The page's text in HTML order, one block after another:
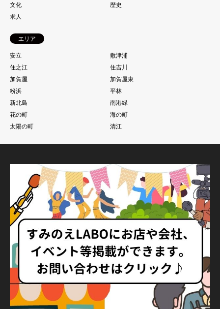
文化
歴史
求人
エリア
安立
敷津浦
住之江
住吉川
加賀屋
加賀屋東
粉浜
平林
新北島
南港緑
花の町
海の町
太陽の町
清江